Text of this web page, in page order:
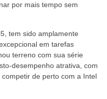
por mais tempo sem
tem sido amplamente
em tarefas
terreno com sua série
desempenho atrativa, com
de perto com a Intel